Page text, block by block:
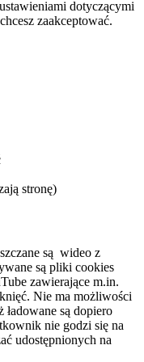
dotyczącymi
zaakceptować.
stronę)
są wideo z
są pliki cookies
zawierające m.in.
Nie ma możliwości
są dopiero
nie godzi się na
udostępnionych na